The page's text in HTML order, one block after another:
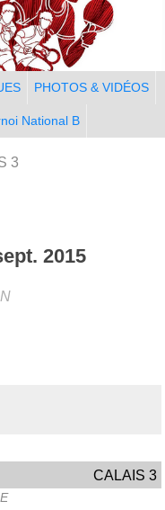
PHOTOS & VIDÉOS
National B
3
2015
CALAIS 3